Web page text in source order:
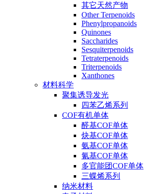
其它天然产物
Other Terpenoids
Phenylpropanoids
Quinones
Saccharides
Sesquiterpenoids
Tetraterpenoids
Triterpenoids
Xanthones
材料科学
聚集诱导发光
四苯乙烯系列
COF有机单体
醛基COF单体
炔基COF单体
氨基COF单体
氰基COF单体
多官能团COF单体
三蝶烯系列
纳米材料